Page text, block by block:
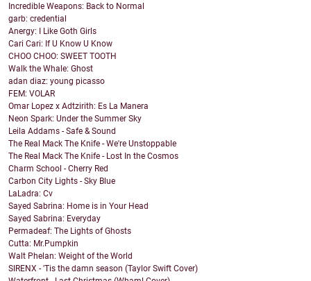
Incredible Weapons: Back to Normal
garb: credential
Anergy: I Like Goth Girls
Cari Cari: If U Know U Know
CHOO CHOO: SWEET TOOTH
Walk the Whale: Ghost
adan diaz: young picasso
FEM: VOLAR
Omar Lopez x Adtzirith: Es La Manera
Neon Spark: Under the Summer Sky
Leila Addams - Safe & Sound
The Real Mack The Knife - We're Unstoppable
The Real Mack The Knife - Lost In the Cosmos
Charm School - Cherry Red
Carbon City Lights - Sky Blue
LaLadra: Cv
Sayed Sabrina: Home is in Your Head
Sayed Sabrina: Everyday
Permadeaf: The Lights of Ghosts
Cutta: Mr.Pumpkin
Walt Phelan: Weight of the World
SIRENX - 'Tis the damn season (Taylor Swift Cover)